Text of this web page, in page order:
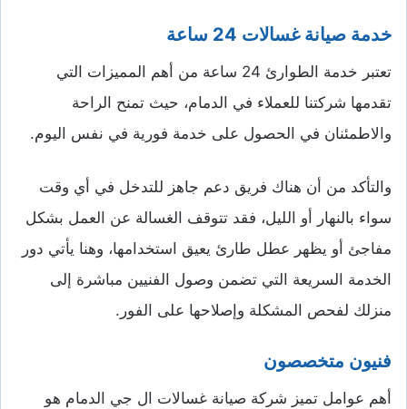
خدمة صيانة غسالات 24 ساعة
تعتبر خدمة الطوارئ 24 ساعة من أهم المميزات التي
تقدمها شركتنا للعملاء في الدمام، حيث تمنح الراحة
والاطمئنان في الحصول على خدمة فورية في نفس اليوم.
والتأكد من أن هناك فريق دعم جاهز للتدخل في أي وقت
سواء بالنهار أو الليل، فقد تتوقف الغسالة عن العمل بشكل
مفاجئ أو يظهر عطل طارئ يعيق استخدامها، وهنا يأتي دور
الخدمة السريعة التي تضمن وصول الفنيين مباشرة إلى
منزلك لفحص المشكلة وإصلاحها على الفور.
فنيون متخصصون
أهم عوامل تميز شركة صيانة غسالات ال جي الدمام هو